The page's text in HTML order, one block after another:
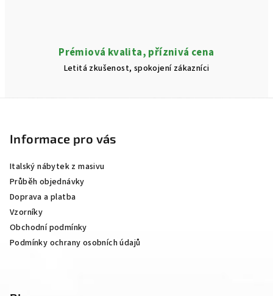
Prémiová kvalita, příznivá cena
Letitá zkušenost, spokojení zákazníci
Informace pro vás
Italský nábytek z masivu
Průběh objednávky
Doprava a platba
Vzorníky
Obchodní podmínky
Podmínky ochrany osobních údajů